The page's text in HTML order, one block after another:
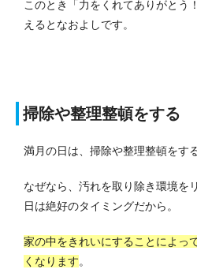
このとき「力をくれてありがとう
えるとなおよしです。
掃除や整理整頓をする
満月の日は、掃除や整理整頓をす
なぜなら、汚れを取り除き環境を
日は絶好のタイミングだから。
家の中をきれいにすることによっ
くなります。